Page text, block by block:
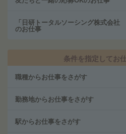
「日研トータルソーシング株式会社
のお仕事
条件を指定してお
職種からお仕事をさがす
勤務地からお仕事をさがす
駅からお仕事をさがす